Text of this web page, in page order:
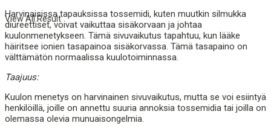
View All Result
Harvinaisissa tapauksissa tossemidi, kuten muutkin silmukka
diureettiset, voivat vaikuttaa sisäkorvaan ja johtaa
kuulonmenetykseen. Tämä sivuvaikutus tapahtuu, kun lääke
häiritsee ionien tasapainoa sisäkorvassa. Tämä tasapaino on
välttämätön normaalissa kuulotoiminnassa.
Taajuus:
Kuulon menetys on harvinainen sivuvaikutus, mutta se voi esiintyä
henkilöillä, joille on annettu suuria annoksia tossemidia tai joilla on
olemassa olevia munuaisongelmia.